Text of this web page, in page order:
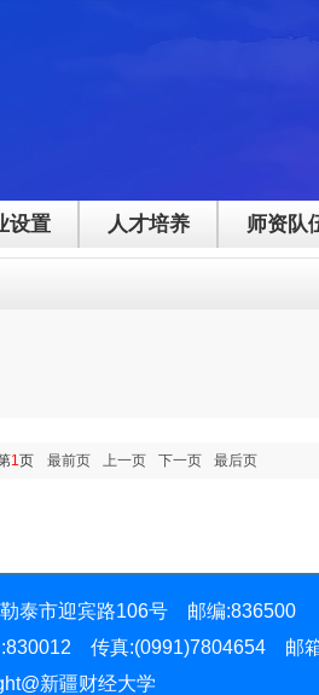
设置 人才培养 师资队
1页 最前页 上一页 下一页 最后页
泰市迎宾路106号 邮编:836500
传真:(0991)7804654 邮
新疆财经大学